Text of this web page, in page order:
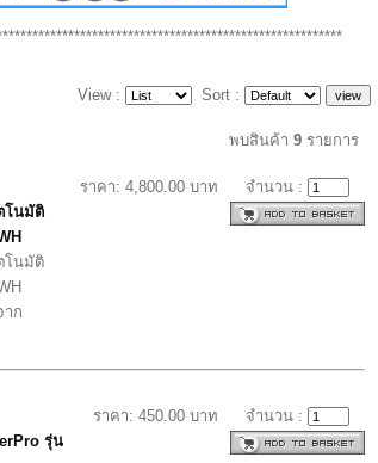
View : Sort :
พบสินค้า9 รายการ
โนมัติ
โนมัติ
ก
ราคา: 4,800.00 บาท จำนวน :
รุ่น
ราคา: 450.00 บาท จำนวน :